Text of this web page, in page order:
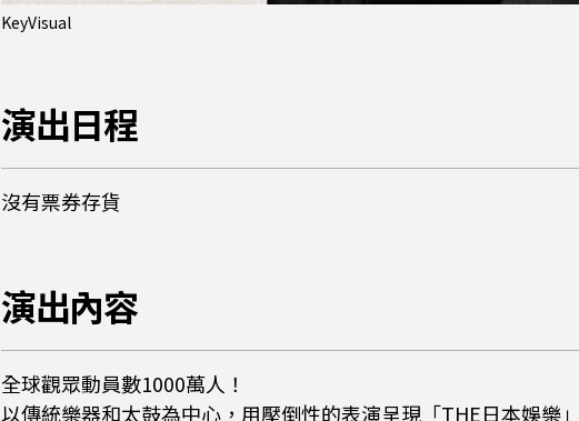
KeyVisual
演出日程
沒有票券存貨
演出內容
全球觀眾動員數1000萬人！
以傳統樂器和太鼓為中心，用壓倒性的表演呈現「THE日本娛樂」